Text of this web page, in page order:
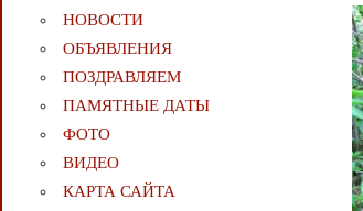
НОВОСТИ
ОБЪЯВЛЕНИЯ
ПОЗДРАВЛЯЕМ
ПАМЯТНЫЕ ДАТЫ
ФОТО
ВИДЕО
КАРТА САЙТА